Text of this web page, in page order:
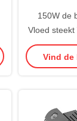
150W de
Vloed steekt
Vrije 175lm/
Vind de